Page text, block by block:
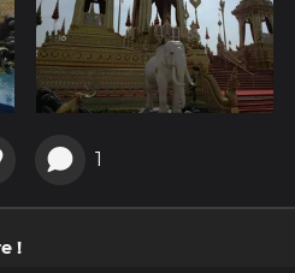
1
!